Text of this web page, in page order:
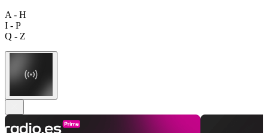
A - H
I - P
Q - Z